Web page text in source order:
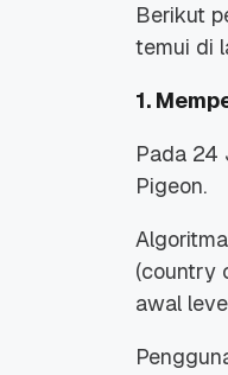
Diskon Domain dan
6
Berikut
temui di
1.
Pada 24
Pigeon.
(country
awal